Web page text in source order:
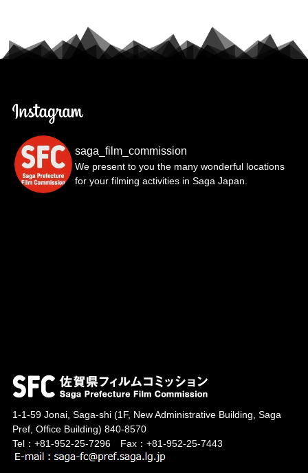
saga_film_commission
We present to you the many wonderful locations
for your filming activities in Saga Japan.
1-1-59 Jonai, Saga-shi(1F, New Administrative Building, Saga
Pref, Office Building) 840-8570
Tel：+81-952-25-7296 Fax：+81-952-25-7443